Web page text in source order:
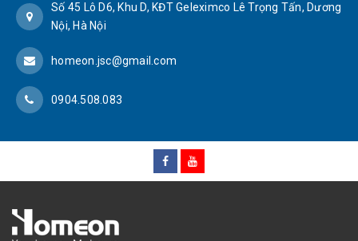
Số 45 Lô D6, Khu D, KĐT Geleximco Lê Trọng Tấn, Dương
Nội, Hà Nội
homeon.jsc@gmail.com
0904.508.083